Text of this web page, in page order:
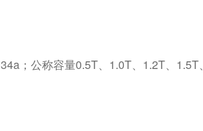
；公称容量0.5T、1.0T、1.2T、1.5T、